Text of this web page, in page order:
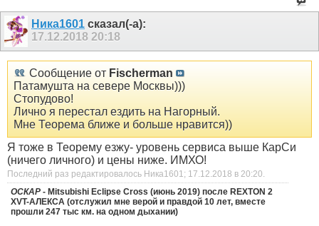
Ника1601 сказал(-а):
17.12.2018 20:18
Сообщение от Fischerman
Патамушта на севере Москвы)))
Стопудово!
Лично я перестал ездить на Нагорный.
Мне Теорема ближе и больше нравится))
Я тоже в Теорему езжу- уровень сервиса выше КарСи
(ничего личного) и цены ниже. ИМХО!
Последний раз редактировалось Ника1601; 17.12.2018 в 20:20.
ОСКАР - Mitsubishi Eclipse Cross (июнь 2019) после REXTON 2
XVT-АЛЕКСА (отслужил мне верой и правдой 10 лет, вместе
прошли 247 тыс км. на одном дыхании)